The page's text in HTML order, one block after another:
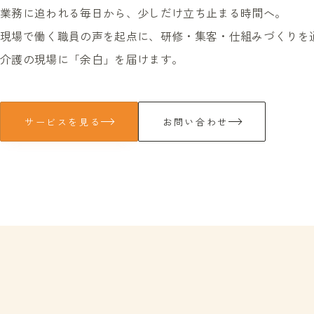
業務に追われる毎日から、少しだけ立ち止まる時間へ。
現場で働く職員の声を起点に、研修・集客・仕組みづくりを
介護の現場に「余白」を届けます。
サービスを見る お問い合わせ